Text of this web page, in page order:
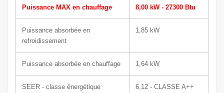
Puissance MAX en chauffage 8,00 kW - 27300 Btu
Puissance absorbée en
refroidissement
1,85 kW
Puissance absorbée en chauffage 1,64 kW
SEER - classe énergétique
6,12 - CLASSE A++